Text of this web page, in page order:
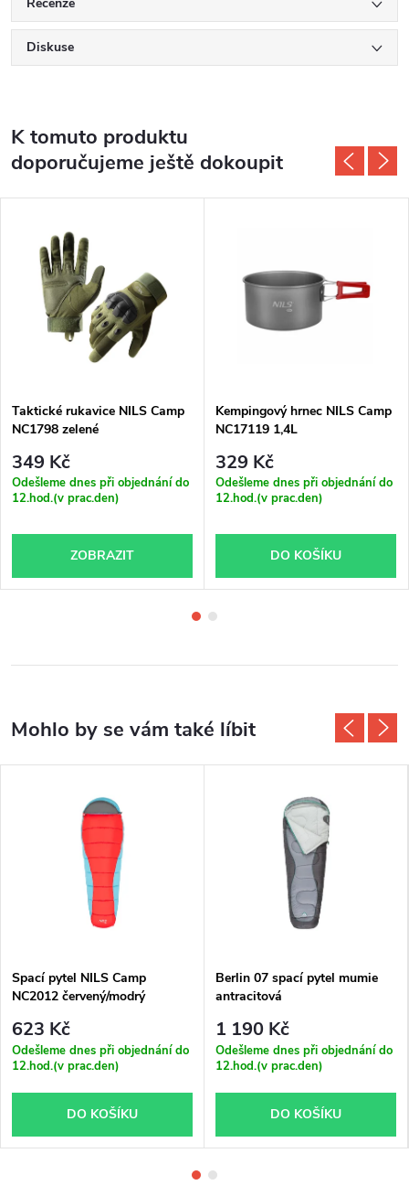
Diskuse
K tomuto produktu
doporučujeme ještě dokoupit
Taktické rukavice NILS Camp
NC1798 zelené
349 Kč
Odešleme dnes při objednání do
12.hod.(v prac.den)
ZOBRAZIT
Kempingový hrnec NILS Camp
NC17119 1,4L
329 Kč
Odešleme dnes při objednání do
12.hod.(v prac.den)
DO KOŠÍKU
Spací pytel NILS Camp
NC2012 červený/modrý
623 Kč
Odešleme dnes při objednání do
12.hod.(v prac.den)
DO KOŠÍKU
Berlin 07 spací pytel mumie
antracitová
1 190 Kč
Odešleme dnes při objednání do
12.hod.(v prac.den)
DO KOŠÍKU